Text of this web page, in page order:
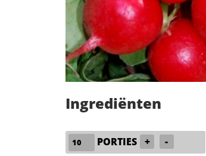
Ingrediënten
PORTIES + -